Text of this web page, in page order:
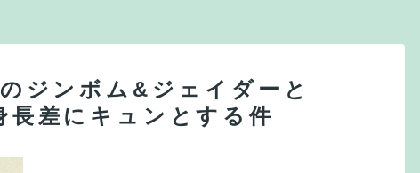
ジンボム&ジェイダーと
差にキュンとする件